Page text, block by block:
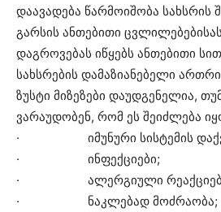
დაავადება წარმოიშობა სახსრის
გარსის ანთებითი
დაგროვებას იწყებს ანთებითი
სახსრების დამაზიანებელი
ზუსტი მიზეზები დაუდგენელია,
ვარაუდობენ, რომ ეს შეიძლება
· იმუნური სისტემის
· ინფექციები;
· ალერგიული
· ნაკლებად მოძრაობა;